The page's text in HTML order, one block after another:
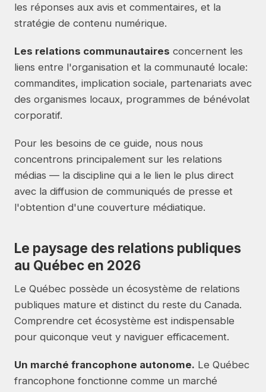
les réponses aux avis et commentaires, et la
stratégie de contenu numérique.
Les relations communautaires concernent les
liens entre l'organisation et la communauté locale:
commandites, implication sociale, partenariats avec
des organismes locaux, programmes de bénévolat
corporatif.
Pour les besoins de ce guide, nous nous
concentrons principalement sur les relations
médias — la discipline qui a le lien le plus direct
avec la diffusion de communiqués de presse et
l'obtention d'une couverture médiatique.
Le paysage des relations publiques
au Québec en 2026
Le Québec possède un écosystème de relations
publiques mature et distinct du reste du Canada.
Comprendre cet écosystème est indispensable
pour quiconque veut y naviguer efficacement.
Un marché francophone autonome. Le Québec
francophone fonctionne comme un marché